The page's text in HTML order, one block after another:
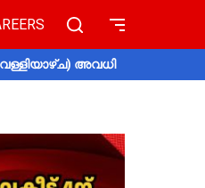
അവധി